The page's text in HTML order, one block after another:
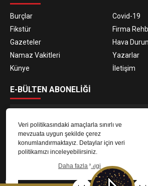
Veri politikasındaki amaçlarla sınırlı ve
mevzuata uygun şekilde çerez
konumlandırmaktayız. Detaylar için veri
politikamızı inceleyebilirsiniz.
Daha fazla bilgi
Burçlar
Covid-19
Fikstür
Firma
Gazeteler
Hava
Namaz Vakitleri
Yazarlar
Künye
İletişim
E-BÜLTEN ABONELİĞİ
E-Bülten aboneliği ile haberlere daha hızlı erişin.
© 2023Gaziantep Radyo Zeugma. Tüm